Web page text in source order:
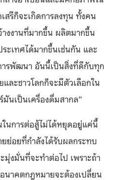
สรีก็จะเกิดการลงทุน ทั้งคน
งงานที่มากขึ้น ผลิตมากขึ้น
ะเทศได้มากขึ้นเช่นกัน และ
ารพัฒนา อันนี้เป็นสิ่งที่ดีกับทุก
ละชาวโลกก็จะมีตัวเลือกใน
มันเป็นเครื่องดื่มสากล”
นการต่อสู้ไม่ได้หยุดอยู่แค่นี้
ย่อยที่กำลังได้รับผลกระทบ
งมั่นที่จะทำต่อไป เพราะถ้า
นาคตกฎหมายจะต้องเปลี่ยน